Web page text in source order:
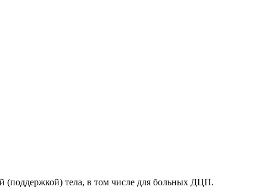
(поддержкой) тела, в том числе для больных ДЦП.